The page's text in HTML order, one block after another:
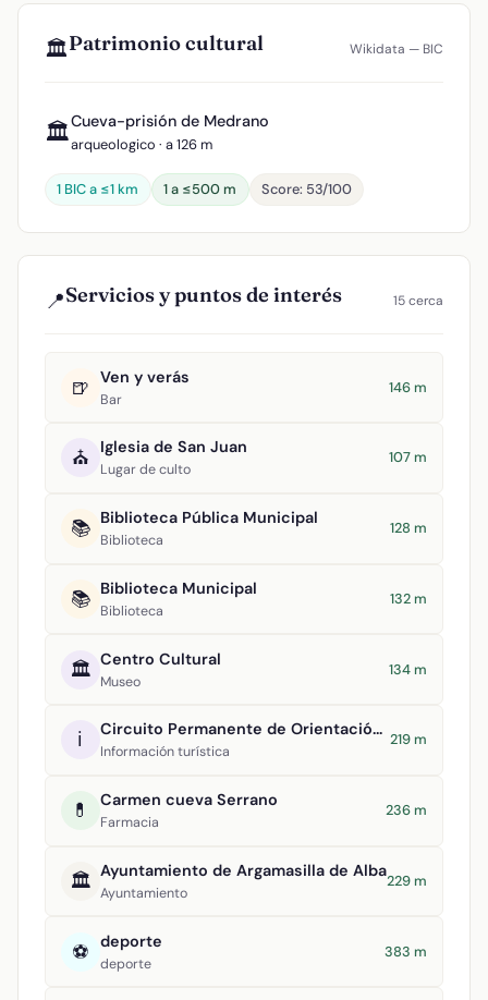
🏛️Patrimonio cultural Wikidata — BIC
🏛️Cueva-prisión de Medrano
arqueologico · a 126 m
1 BIC a ≤1 km 1 a ≤500 m Score: 53/100
📍Servicios y puntos de interés 15 cerca
🍺 Ven y verás
Bar
146 m
⛪ Iglesia de San Juan
Lugar de culto
107 m
📚 Biblioteca Pública Municipal
Biblioteca
128 m
📚 Biblioteca Municipal
Biblioteca
132 m
🏛️ Centro Cultural
Museo
134 m
ℹ️ Circuito Permanente de Orientación Argamasilla de Alba
Información turística
219 m
💊 Carmen cueva Serrano
Farmacia
236 m
🏛️ Ayuntamiento de Argamasilla de Alba
Ayuntamiento
229 m
⚽ deporte
deporte
383 m